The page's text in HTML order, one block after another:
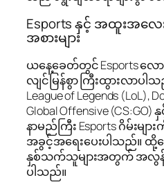
Esports နှင့် အထူးအလေ
အစားများ
ယနေ့ခေတ်တွင် Esports လ
လျင်မြန်စွာ ကြီးထွားလာပါ
League of Legends (LoL),
Global Offensive
နာမည်ကြီး Esports ဂိမ်းမျ
အခွင့်အရေးပေးပါသည်။ ထို့က
နှစ်သက်သူများအတွက် အလွန်
ပါသည်။